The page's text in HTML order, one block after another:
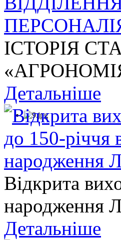
ІСТОРІЯ
Детальніше
Відкрита
народження
Детальніше